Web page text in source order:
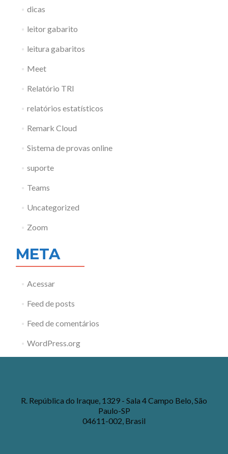
dicas
leitor gabarito
leitura gabaritos
Meet
Relatório TRI
relatórios estatísticos
Remark Cloud
Sistema de provas online
suporte
Teams
Uncategorized
Zoom
META
Acessar
Feed de posts
Feed de comentários
WordPress.org
R. República do Iraque, 1329 - Sala 4 Campo Belo, São
Paulo-SP
04611-002, Brasil